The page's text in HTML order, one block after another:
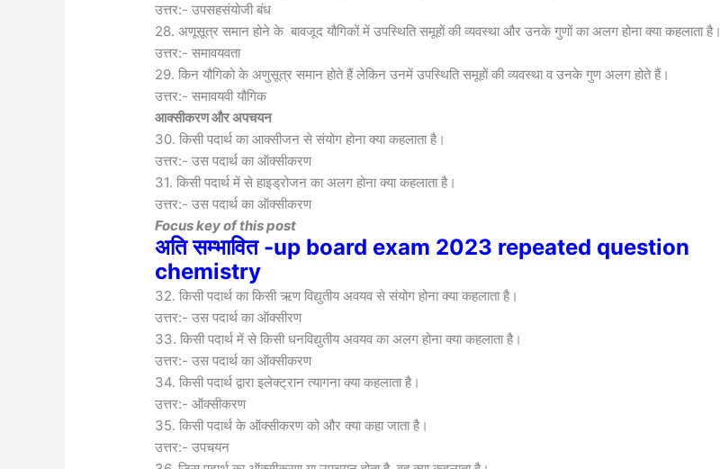
उत्तर:- उपसहसंयोजी बंध
28. अणूसूत्र समान होने के बावजूद यौगिकों में उपस्थिति समूहों की व्यवस्था और उनके गुणों का अलग होना क्या कहलाता है।
उत्तर:- समावयवता
29. किन यौगिको के अणुसूत्र समान होते हैं लेकिन उनमें उपस्थिति समूहों की व्यवस्था व उनके गुण अलग होते हैं।
उत्तर:- समावयवी यौगिक
आक्सीकरण और अपचयन
30. किसी पदार्थ का आक्सीजन से संयोग होना क्या कहलाता है।
उत्तर:- उस पदार्थ का ऑक्सीकरण
31. किसी पदार्थ में से हाइड्रोजन का अलग होना क्या कहलाता है।
उत्तर:- उस पदार्थ का ऑक्सीकरण
Focus key of this post
अति सम्भावित -up board exam 2023 repeated question
chemistry
32. किसी पदार्थ का किसी ऋण विद्युतीय अवयव से संयोग होना क्या कहलाता है।
उत्तर:- उस पदार्थ का ऑक्सीरण
33. किसी पदार्थ में से किसी धनविद्युतीय अवयव का अलग होना क्या कहलाता है।
उत्तर:- उस पदार्थ का ऑक्सीकरण
34. किसी पदार्थ द्वारा इलेक्ट्रान त्यागना क्या कहलाता है।
उत्तर:- ऑक्सीकरण
35. किसी पदार्थ के ऑक्सीकरण को और क्या कहा जाता है।
उत्तर:- उपचयन